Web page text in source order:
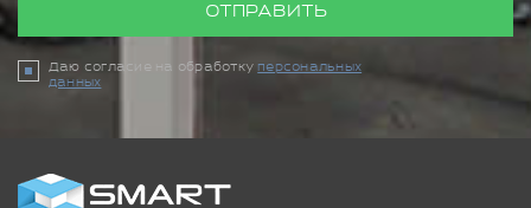
ОТПРАВИТЬ
Даю согласие на обработкуперсональных
данных